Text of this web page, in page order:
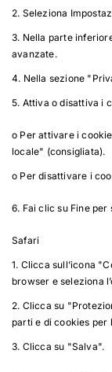
2. Seleziona
3. Nella parte
avanzate.
4. Nella sezione
5. Attiva o disattiva i
o Per attivare i
locale" (consigliata).
o Per disattivare i
6. Fai clic su Fine per
Safari
1. Clicca sull’icona
browser e seleziona
2. Clicca su
parti e di cookies per
3. Clicca su "Salva".